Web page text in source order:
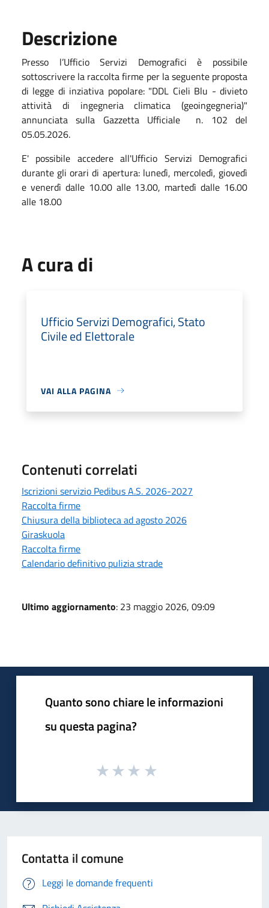
Descrizione
Presso l’Ufficio Servizi Demografici è possibile
sottoscrivere la raccolta firme per la seguente proposta
di legge di inziativa popolare: "DDL Cieli Blu - divieto
attività di ingegneria climatica (geoingegneria)"
annunciata sulla Gazzetta Ufficiale n. 102 del
05.05.2026.
E' possibile accedere all'Ufficio Servizi Demografici
durante gli orari di apertura: lunedì, mercoledì, giovedì
e venerdì dalle 10.00 alle 13.00, martedì dalle 16.00
alle 18.00
A cura di
Ufficio Servizi Demografici, Stato
Civile ed Elettorale
VAI ALLA PAGINA
Contenuti correlati
Iscrizioni servizio Pedibus A.S. 2026-2027
Raccolta firme
Chiusura della biblioteca ad agosto 2026
Giraskuola
Raccolta firme
Calendario definitivo pulizia strade
Ultimo aggiornamento: 23 maggio 2026, 09:09
Quanto sono chiare le informazioni
su questa pagina?
Contatta il comune
Leggi le domande frequenti